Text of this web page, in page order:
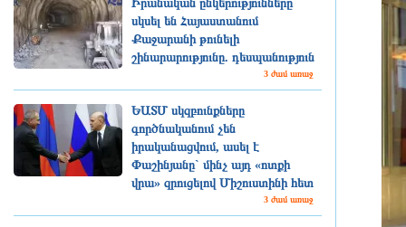
Իրանական ընկերությունները
սկսել են Հայաստանում
Քաջարանի թունելի
շինարարությունը. դեսպանություն
3 ժամ առաջ
ԵԱՏՄ սկզբունքները
գործնականում չեն
իրականացվում, ասել է
Փաշինյանը` մինչ այդ «ոտքի
վրա» զրուցելով Միշուստինի հետ
3 ժամ առաջ